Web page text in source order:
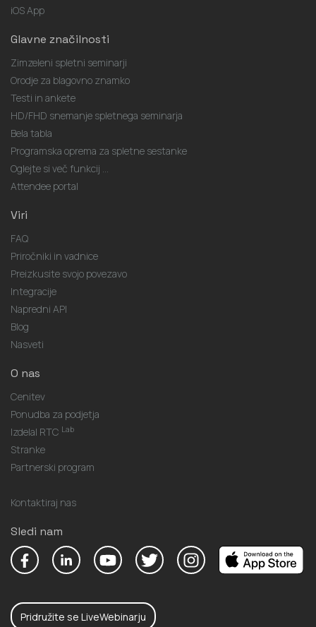
iOS App
Glavne značilnosti
Zimzeleni spletni seminarji
Orodje za blagovno znamko
Testi in ankete
HD/FHD snemanje spletnega seminarja
Bela tabla
Programska oprema za spletne sestanke
Oglejte si več funkcij ...
Attendee portal
Viri
FAQ
Priročniki in vadnice
Preizkusite svojo povezavo
Integracije
Napredni API
Blog
Nasveti
O nas
Cenitev
Ponudba za podjetja
Izdelal RTC Lab
Stranke
Partnerski program
Kontaktiraj nas
Sledi nam
Pridružite se LiveWebinarju